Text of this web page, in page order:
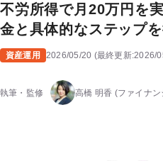
不労所得で月20万円を
金と具体的なステップ
資産運用 2026/05/20 (最終更新:2026/
執筆・監修 高橋 明香 (ファイナ